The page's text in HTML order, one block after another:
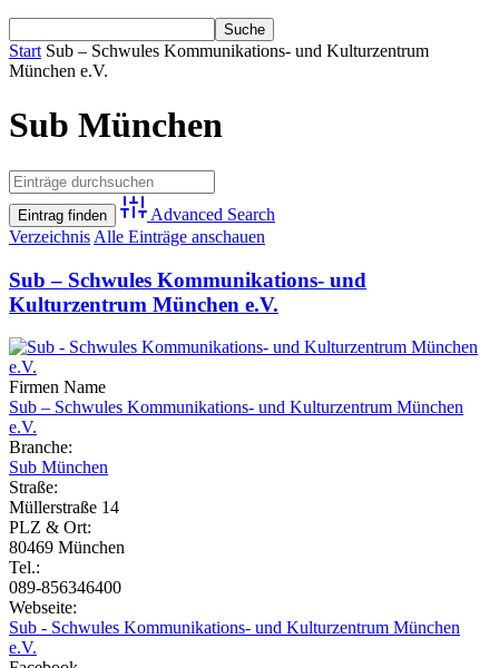
Start Sub – Schwules Kommunikations- und Kulturzentrum
München e.V.
Sub München
Advanced Search
Verzeichnis Alle Einträge anschauen
Sub – Schwules Kommunikations- und
Kulturzentrum München e.V.
Firmen Name
Sub – Schwules Kommunikations- und Kulturzentrum München
e.V.
Branche:
Sub München
Straße:
Müllerstraße 14
PLZ & Ort:
80469 München
Tel.:
089-856346400
Webseite:
Sub - Schwules Kommunikations- und Kulturzentrum München
e.V.